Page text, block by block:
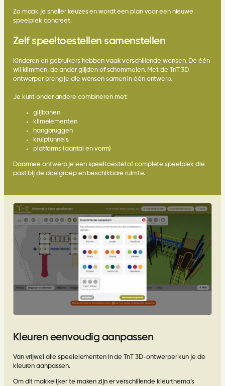
Zo maak je sneller keuzes en wordt een plan voor een nieuwe
speelplek concreet.
Zelf speeltoestellen samenstellen
Kinderen en gebruikers hebben vaak verschillende wensen. De één
wil klimmen, de ander glijden of schommelen. Met de TnT 3D-
ontwerper breng je die wensen samen in één ontwerp.
Je kunt onder andere combineren met:
glijbanen
klimelementen
hangbruggen
kruiptunnels
platforms (aantal en vorm)
Daarmee ontwerp je een speeltoestel of complete speelplek die
past bij de doelgroep en beschikbare ruimte.
Kleuren eenvoudig aanpassen
Van vrijwel alle speelelementen in de TnT 3D-ontwerper kun je de
kleuren aanpassen.
Om dit makkelijker te maken zijn er verschillende kleurthema’s